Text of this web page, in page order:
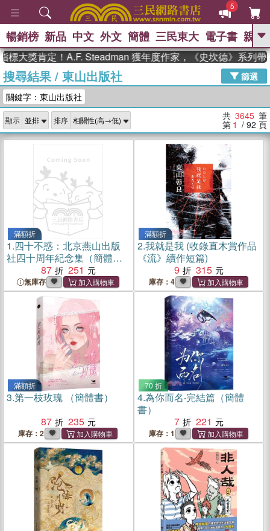
5
GO
熱搜： 高希均教授回憶錄
、 The Odyssey 、 父親節 、 花開錦
李登輝時代 、 數學女孩：黎曼猜想
、
如果歷史是一
群喵 、 臺灣漫遊錄
暢銷榜 新品 中文 外文 簡體 三民東大 電子書 親子
肯定！A.F. Steadman 獲年度作家，《史坎德》系列帶你踏上
搜尋結果/ 東山出版社
篩選
關鍵字：東山出版社
顯示 排序 共 3645 筆
第 1 / 92 頁
滿額折
1.四十不惑：北京燕山出版
社四十周年紀念集（簡體
87 251
無庫存
滿額折
2.我就是我 (收錄直木賞作品
《流》續作短篇)
9
315
庫存：4
滿額折
3.第一枝玫瑰 （簡體書）
87
235
庫存：2
70 折
4.為你而名‧完結篇（簡體
書）
7
221
庫存：1